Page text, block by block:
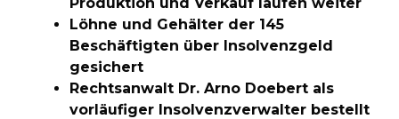
Löhne und Gehälter der 145
Beschäftigten über Insolvenzgeld
gesichert
Rechtsanwalt Dr. Arno Doebert als
vorläufiger Insolvenzverwalter bestellt